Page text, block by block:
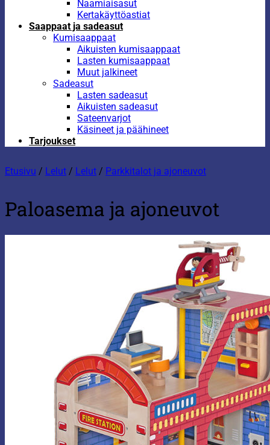
Naamiaisasut
Kertakäyttöastiat
Saappaat ja sadeasut
Kumisaappaat
Aikuisten kumisaappaat
Lasten kumisaappaat
Muut jalkineet
Sadeasut
Lasten sadeasut
Aikuisten sadeasut
Sateenvarjot
Käsineet ja päähineet
Tarjoukset
Etusivu / Lelut / Lelut / Parkkitalot ja ajoneuvot
Paloasema ja ajoneuvot